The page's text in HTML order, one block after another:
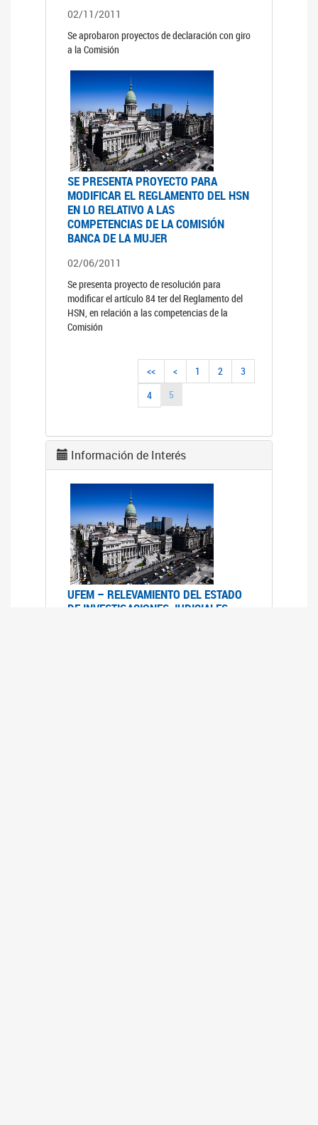
02/11/2011
Se aprobaron proyectos de declaración con giro
a la Comisión
SE PRESENTA PROYECTO PARA
MODIFICAR EL REGLAMENTO DEL HSN
EN LO RELATIVO A LAS
COMPETENCIAS DE LA COMISIÓN
BANCA DE LA MUJER
02/06/2011
Se presenta proyecto de resolución para
modificar el artículo 84 ter del Reglamento del
HSN, en relación a las competencias de la
Comisión
<< < 1 2
3
4
5
Información de Interés
UFEM – RELEVAMIENTO DEL ESTADO
DE INVESTIGACIONES JUDICIALES